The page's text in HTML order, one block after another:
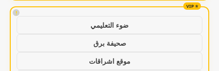
!
ضوء التعليمي
صحيفة برق
موقع اشراقات